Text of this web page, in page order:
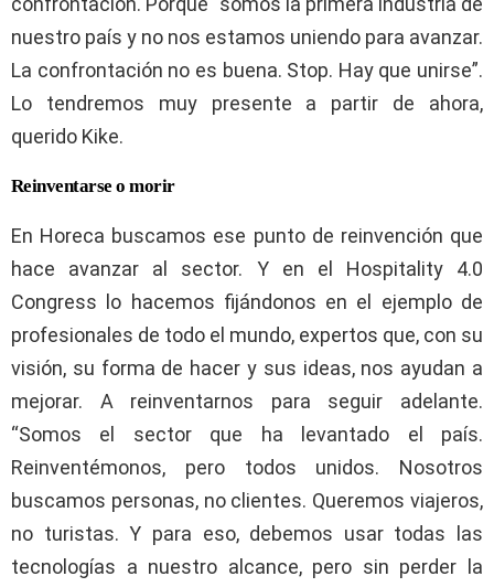
nuestro país y no nos estamos uniendo para avanzar.
La confrontación no es buena. Stop. Hay que unirse”.
Lo tendremos muy presente a partir de ahora,
querido Kike.
Reinventarse o morir
En Horeca buscamos ese punto de reinvención que
hace avanzar al sector. Y en el Hospitality 4.0
Congress lo hacemos fijándonos en el ejemplo de
profesionales de todo el mundo, expertos que, con su
visión, su forma de hacer y sus ideas, nos ayudan a
mejorar. A reinventarnos para seguir adelante.
“Somos el sector que ha levantado el país.
Reinventémonos, pero todos unidos. Nosotros
buscamos personas, no clientes. Queremos viajeros,
no turistas. Y para eso, debemos usar todas las
tecnologías a nuestro alcance, pero sin perder la